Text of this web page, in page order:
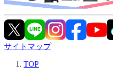
サイトマップ
TOP